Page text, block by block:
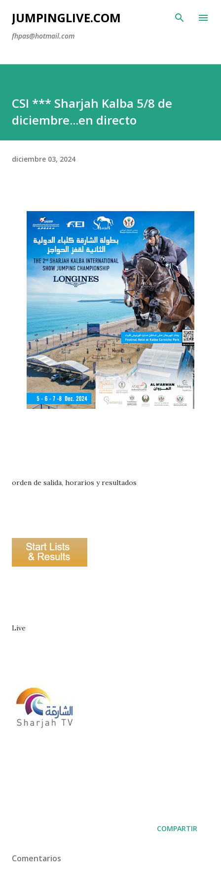
Ir al contenido principal
JUMPINGLIVE.COM
fhpas@hotmail.com
CSI *** Sharjah Kalba 5/8 de
diciembre...en directo
diciembre 03, 2024
orden de salida, horarios y resultados
Live
COMPARTIR
Comentarios